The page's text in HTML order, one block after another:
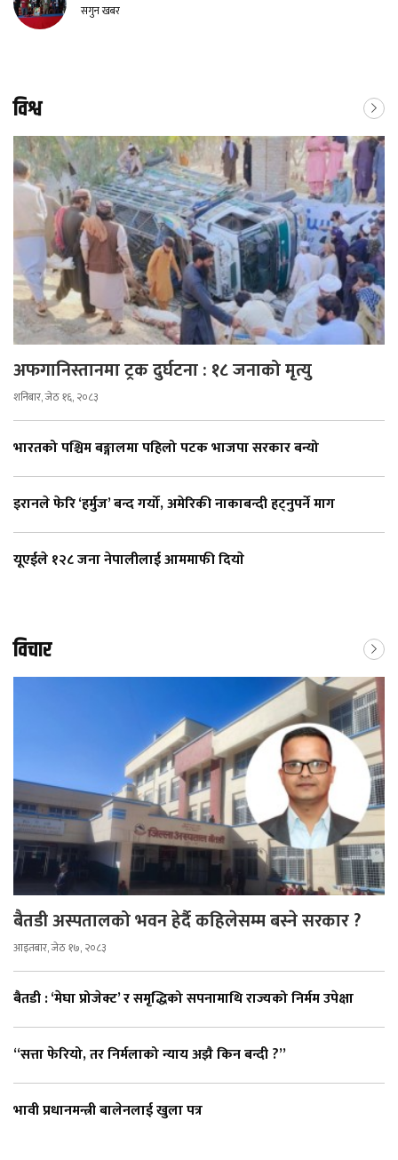
सगुन खबर
विश्व
अफगानिस्तानमा ट्रक दुर्घटना : १८ जनाको मृत्यु
शनिबार, जेठ १६, २०८३
भारतको पश्चिम बङ्गालमा पहिलो पटक भाजपा सरकार बन्यो
इरानले फेरि ‘हर्मुज’ बन्द गर्यो, अमेरिकी नाकाबन्दी हट्नुपर्ने माग
यूएईले १२८ जना नेपालीलाई आममाफी दियाे
विचार
बैतडी अस्पतालको भवन हेर्दै कहिलेसम्म बस्ने सरकार ?
आइतबार, जेठ १७, २०८३
बैतडी : ‘मेघा प्रोजेक्ट’ र समृद्धिको सपनामाथि राज्यको निर्मम उपेक्षा
“सत्ता फेरियो, तर निर्मलाको न्याय अझै किन बन्दी ?”
भावी प्रधानमन्त्री बालेनलाई खुला पत्र